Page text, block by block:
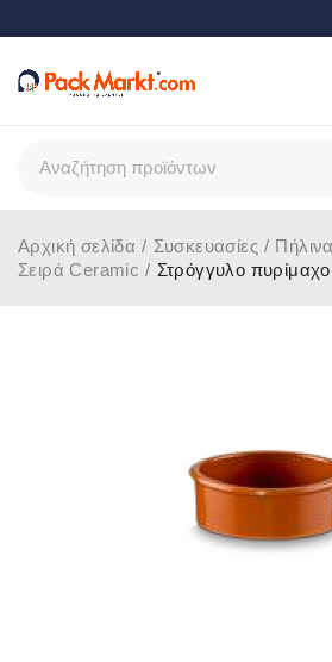
Αρχική σελίδα / Συσκευασίες /
Σειρά Ceramic / Στρόγγυλο